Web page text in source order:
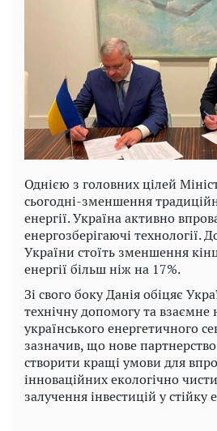
Однією з головних цілей
сьогодні-зменшення
енергії. Україна активно
енергозберігаючі технології.
України стоїть зменшення
енергії більш ніж на 17%.
Зі свого боку Данія обіцяє
технічну допомогу та взаємне
українського енергетичного
зазначив, що нове
створити кращі умови для
інноваційних екологічно
залучення інвестицій у стійку